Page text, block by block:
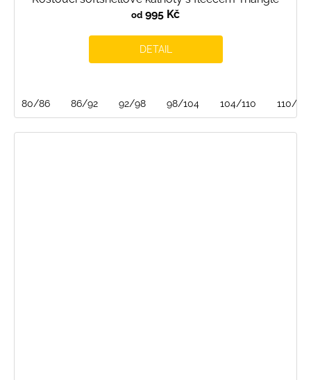
od 995 Kč
DETAIL
80/86 86/92 92/98 98/104 104/110 110/116